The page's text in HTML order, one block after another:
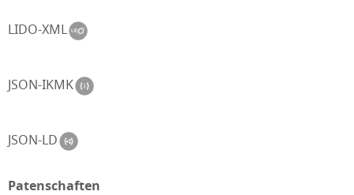
LIDO-XML
JSON-IKMK
JSON-LD
Patenschaften